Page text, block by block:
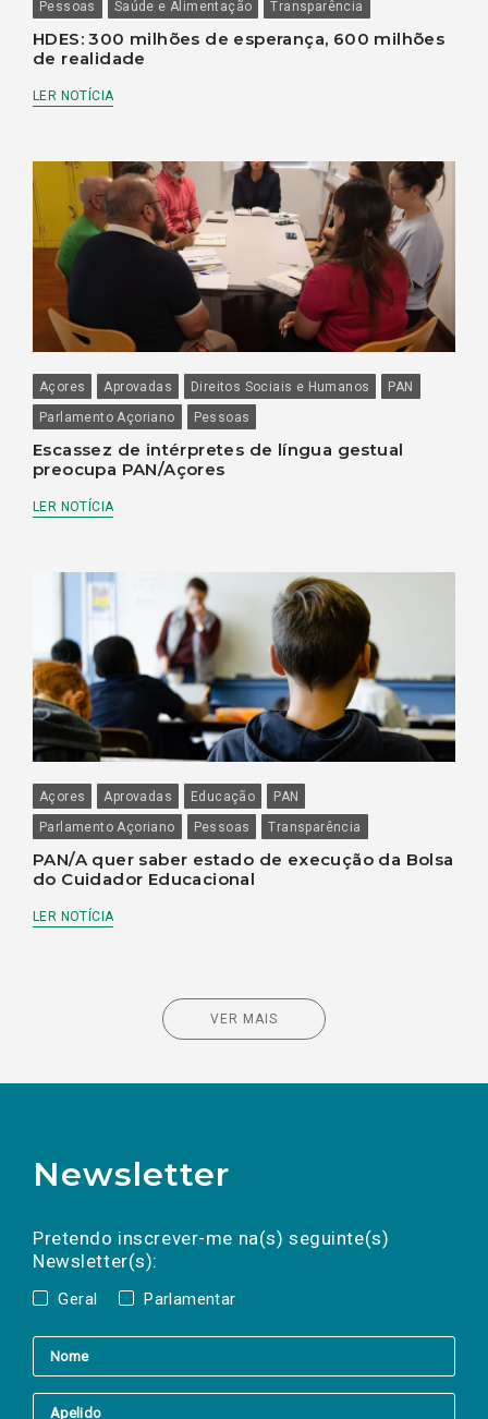
Pessoas Saúde e Alimentação Transparência
HDES: 300 milhões de esperança, 600 milhões
de realidade
LER NOTÍCIA
Açores Aprovadas Direitos Sociais e Humanos
PAN
Parlamento Açoriano
Pessoas
Escassez de intérpretes de língua gestual
preocupa PAN/Açores
LER NOTÍCIA
Açores Aprovadas Educação
PAN
Parlamento Açoriano
Pessoas Transparência
PAN/A quer saber estado de execução da Bolsa
do Cuidador Educacional
LER NOTÍCIA
VER MAIS
Newsletter
Pretendo inscrever-me na(s) seguinte(s)
Newsletter(s):
Geral Parlamentar
a(s) newsletter(s).
mail